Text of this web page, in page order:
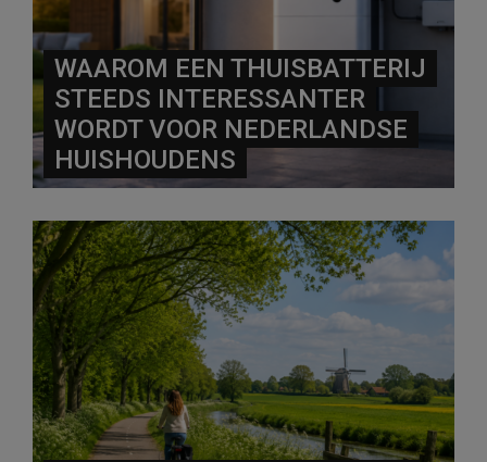
WAAROM EEN THUISBATTERIJ
STEEDS INTERESSANTER
WORDT VOOR NEDERLANDSE
HUISHOUDENS